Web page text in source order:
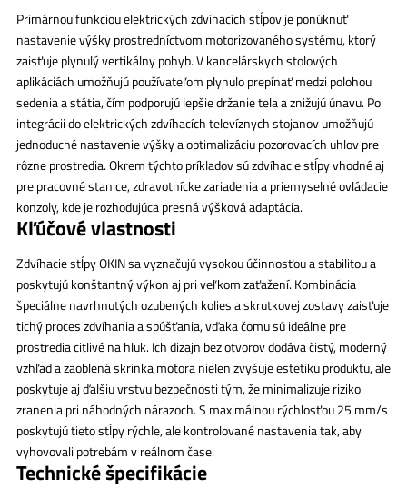
Primárnou funkciou elektrických zdvíhacích stĺpov je ponúknuť
nastavenie výšky prostredníctvom motorizovaného systému, ktorý
zaisťuje plynulý vertikálny pohyb. V kancelárskych stolových
aplikáciách umožňujú používateľom plynulo prepínať medzi polohou
sedenia a státia, čím podporujú lepšie držanie tela a znižujú únavu. Po
integrácii do elektrických zdvíhacích televíznych stojanov umožňujú
jednoduché nastavenie výšky a optimalizáciu pozorovacích uhlov pre
rôzne prostredia. Okrem týchto príkladov sú zdvíhacie stĺpy vhodné aj
pre pracovné stanice, zdravotnícke zariadenia a priemyselné ovládacie
konzoly, kde je rozhodujúca presná výšková adaptácia.
Kľúčové vlastnosti
Zdvíhacie stĺpy OKIN sa vyznačujú vysokou účinnosťou a stabilitou a
poskytujú konštantný výkon aj pri veľkom zaťažení. Kombinácia
špeciálne navrhnutých ozubených kolies a skrutkovej zostavy zaisťuje
tichý proces zdvíhania a spúšťania, vďaka čomu sú ideálne pre
prostredia citlivé na hluk. Ich dizajn bez otvorov dodáva čistý, moderný
vzhľad a zaoblená skrinka motora nielen zvyšuje estetiku produktu, ale
poskytuje aj ďalšiu vrstvu bezpečnosti tým, že minimalizuje riziko
zranenia pri náhodných nárazoch. S maximálnou rýchlosťou 25 mm/s
poskytujú tieto stĺpy rýchle, ale kontrolované nastavenia tak, aby
vyhovovali potrebám v reálnom čase.
Technické špecifikácie